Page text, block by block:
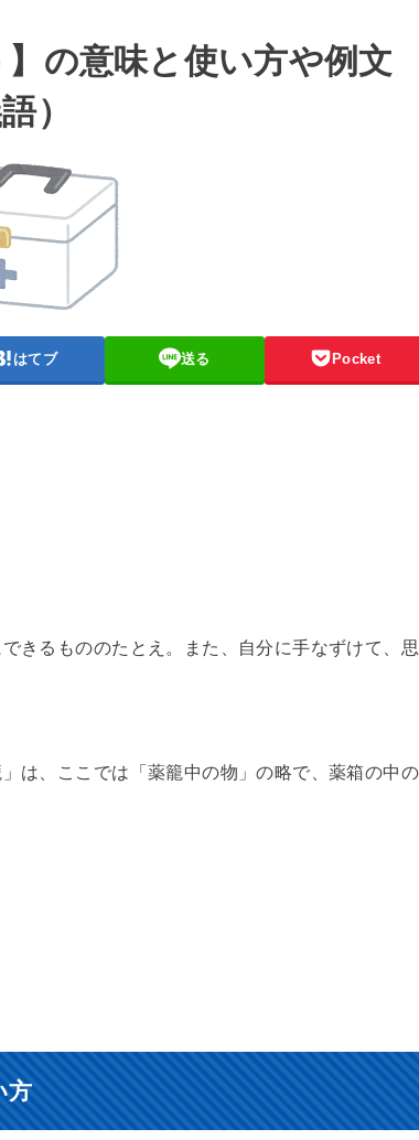
の意味と使い方や例文
）
はてブ 送る Pocket
きるもののたとえ。また、自分に手なずけて、思
は、ここでは「薬籠中の物」の略で、薬箱の中の
方